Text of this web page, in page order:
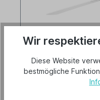
CasaFan
132 WE-WE/LG 0
Versandkostenfrei
Wir
Diese Website
bestmögliche